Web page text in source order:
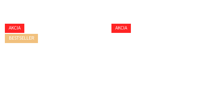
AKCIA
BESTSELLER
AKCIA